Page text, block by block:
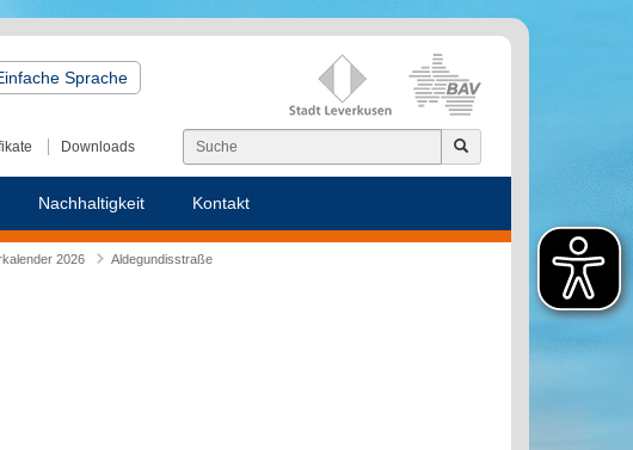
Sprache
Downloads
Nachhaltigkeit Kontakt
2026 Aldegundisstraße